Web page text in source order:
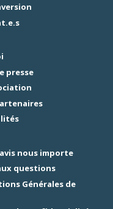
presse
nous importe
questions
Générales de